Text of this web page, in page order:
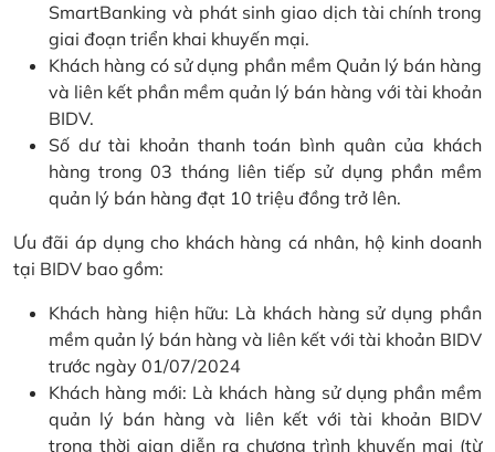
SmartBanking và phát sinh giao dịch tài chính trong
giai đoạn triển khai khuyến mại.
Khách hàng có sử dụng phần mềm Quản lý bán hàng
và liên kết phần mềm quản lý bán hàng với tài khoản
BIDV.
Số dư tài khoản thanh toán bình quân của khách
hàng trong 03 tháng liên tiếp sử dụng phần mềm
quản lý bán hàng đạt 10 triệu đồng trở lên.
Ưu đãi áp dụng cho khách hàng cá nhân, hộ kinh doanh
tại BIDV bao gồm:
Khách hàng hiện hữu: Là khách hàng sử dụng phần
mềm quản lý bán hàng và liên kết với tài khoản BIDV
trước ngày 01/07/2024
Khách hàng mới: Là khách hàng sử dụng phần mềm
quản lý bán hàng và liên kết với tài khoản BIDV
trong thời gian diễn ra chương trình khuyến mại (từ